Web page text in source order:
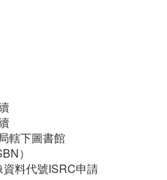
轄下圖書館
）
料代號ISRC申請